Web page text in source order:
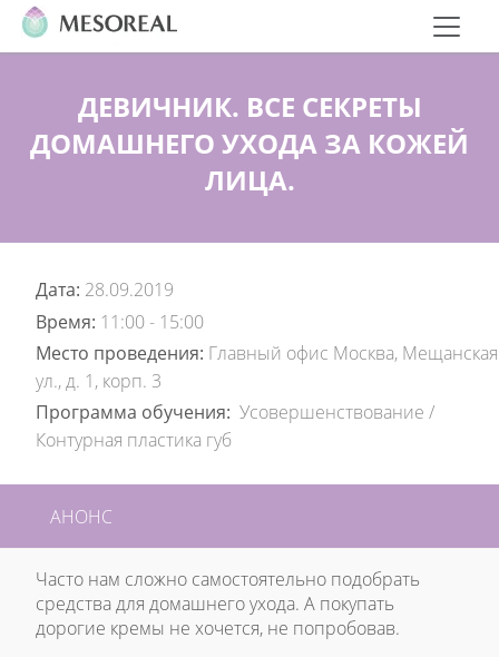
ДЕВИЧНИК. ВСЕ СЕКРЕТЫ
ДОМАШНЕГО УХОДА ЗА КОЖЕЙ
ЛИЦА.
Дата: 28.09.2019
Время: 11:00 - 15:00
Место проведения: Главный офис Москва, Мещанская
ул., д. 1, корп. 3
Программа обучения: Усовершенствование /
Контурная пластика губ
АНОНС
Часто нам сложно самостоятельно подобрать
средства для домашнего ухода. А покупать
дорогие кремы не хочется, не попробовав.